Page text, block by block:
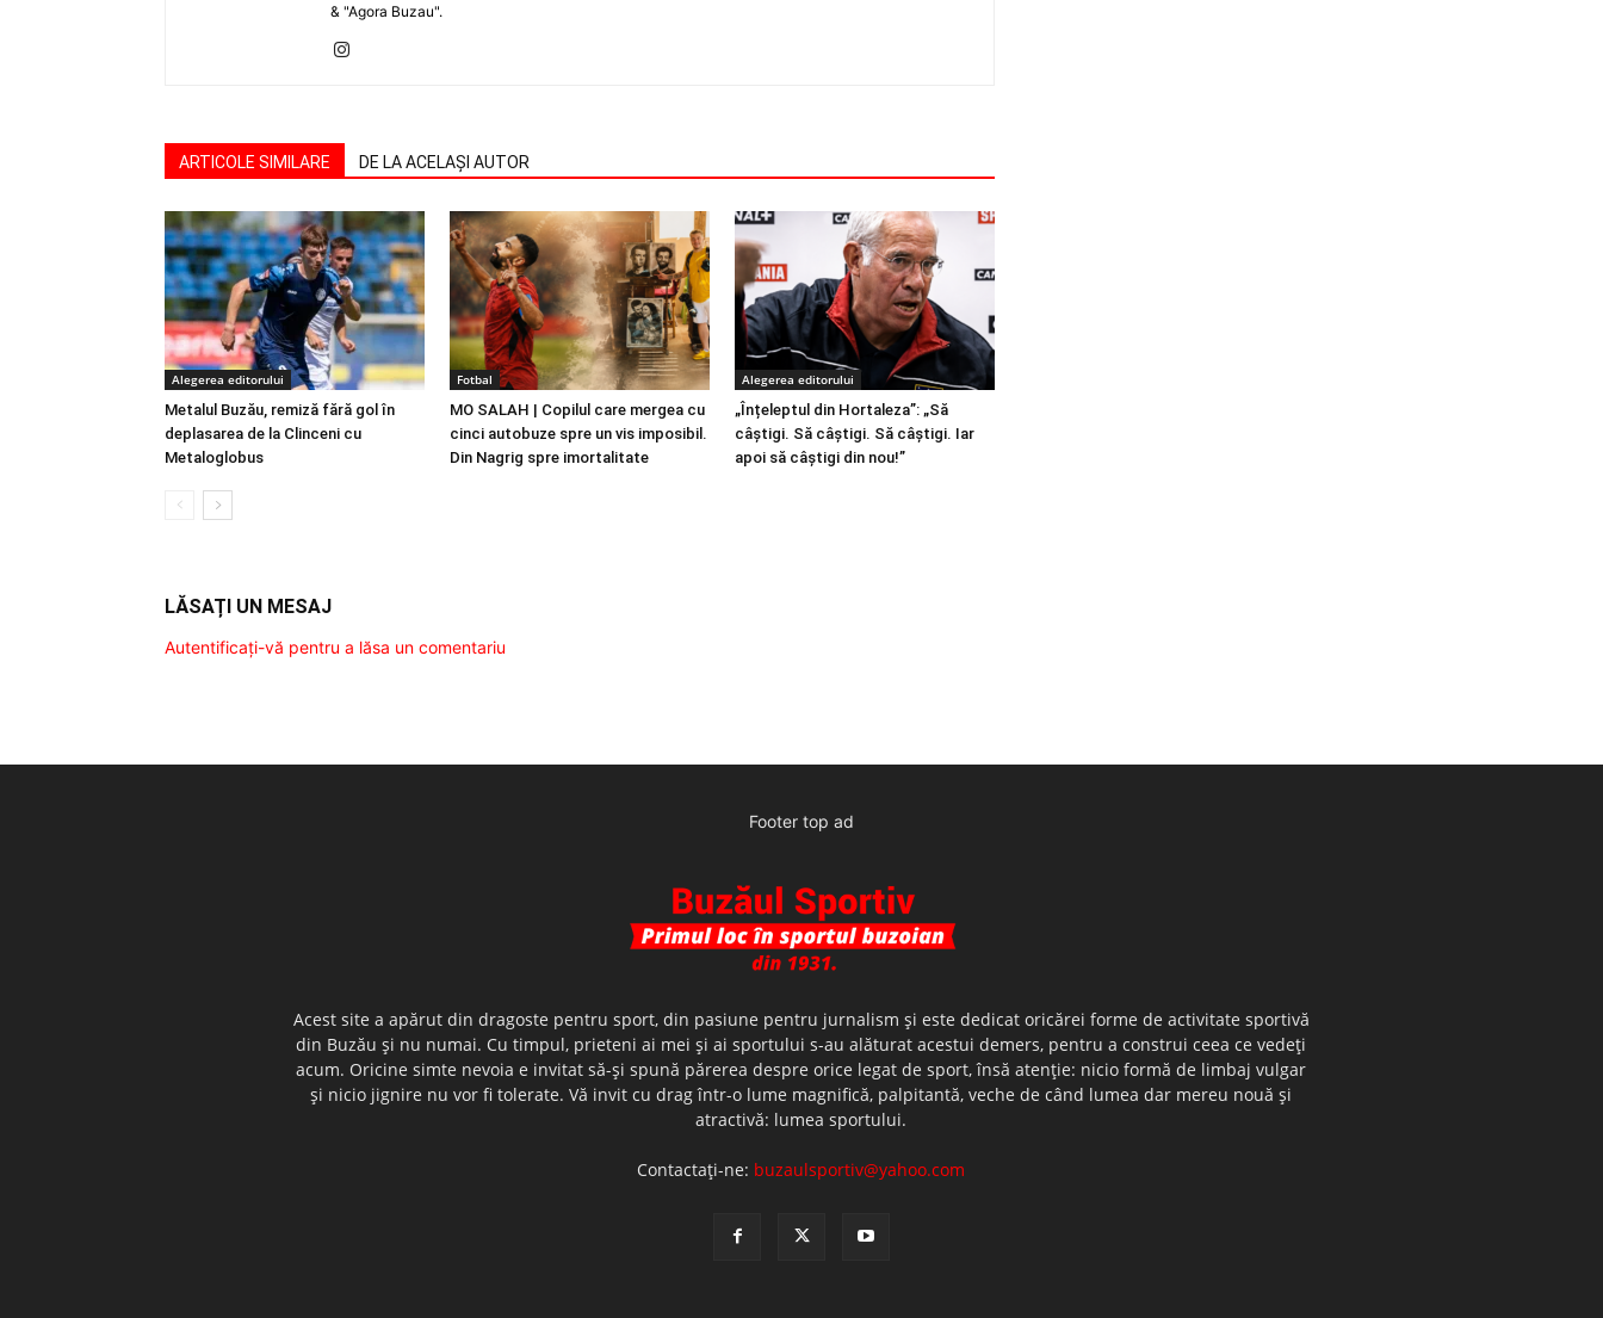
& "Agora Buzau".
ARTICOLE SIMILARE DE LA ACELAȘI AUTOR
Alegerea editorului
Metalul Buzău, remiză fără gol în
deplasarea de la Clinceni cu
Metaloglobus
Fotbal
MO SALAH | Copilul care mergea cu
cinci autobuze spre un vis imposibil.
Din Nagrig spre imortalitate
Alegerea editorului
„Înțeleptul din Hortaleza”: „Să
câștigi. Să câștigi. Să câștigi. Iar
apoi să câștigi din nou!”
LĂSAȚI UN MESAJ
Autentificați-vă pentru a lăsa un comentariu
Footer top ad
Acest site a apărut din dragoste pentru sport, din pasiune pentru jurnalism şi este dedicat oricărei forme de activitate sportivă
din Buzău şi nu numai. Cu timpul, prieteni ai mei şi ai sportului s-au alăturat acestui demers, pentru a construi ceea ce vedeţi
acum. Oricine simte nevoia e invitat să-şi spună părerea despre orice legat de sport, însă atenţie: nicio formă de limbaj vulgar
şi nicio jignire nu vor fi tolerate. Vă invit cu drag într-o lume magnifică, palpitantă, veche de când lumea dar mereu nouă şi
atractivă: lumea sportului.
Contactați-ne: buzaulsportiv@yahoo.com